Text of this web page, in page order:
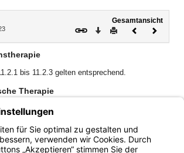
Gesamtansicht
Download
DruckenVorheriges
bis 11.2.3 gelten entsprechend.
Therapie
für eine Systemische Therapie sind unter
Ansatz (§ 6 Abs. 2 GOÄ) der Nr. 870 der Anlage
für ärztliche Leistungen der
für Ärzte beihilfefähig.